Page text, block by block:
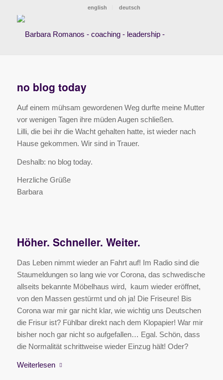
english deutsch
no blog today
Auf einem mühsam gewordenen Weg durfte meine Mutter
vor wenigen Tagen ihre müden Augen schließen.
Lilli, die bei ihr die Wacht gehalten hatte, ist wieder nach
Hause gekommen. Wir sind in Trauer.
Deshalb: no blog today.
Herzliche Grüße
Barbara
Höher. Schneller. Weiter.
Das Leben nimmt wieder an Fahrt auf! Im Radio sind die
Staumeldungen so lang wie vor Corona, das schwedische
allseits bekannte Möbelhaus wird, kaum wieder eröffnet,
von den Massen gestürmt und oh ja! Die Friseure! Bis
Corona war mir gar nicht klar, wie wichtig uns Deutschen
die Frisur ist? Fühlbar direkt nach dem Klopapier! War mir
bisher noch gar nicht so aufgefallen… Egal. Schön, dass
die Normalität schrittweise wieder Einzug hält! Oder?
Weiterlesen